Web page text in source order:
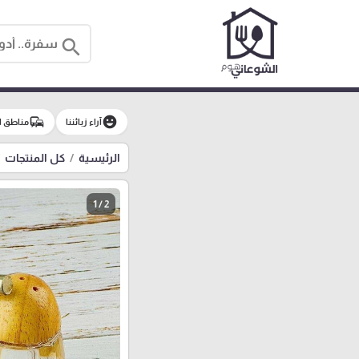
search
emoji_emotionsآراء زبائننا commuteمناطق
الرئيسية كل المنتجات
1 / 2